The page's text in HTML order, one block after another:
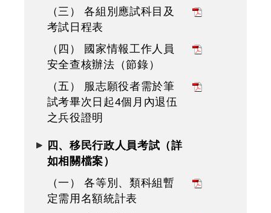
（三） 各組別應試科目及
考試日程表
（四） 國家情報工作人員
安全查核辦法（節錄）
（五） 服志願役者需於筆
試考畢次日起4個月內退伍
之兵役證明
四、移民行政人員考試（詳
如相關檔案）
（一） 各等別、類科組暫
定需用名額統計表